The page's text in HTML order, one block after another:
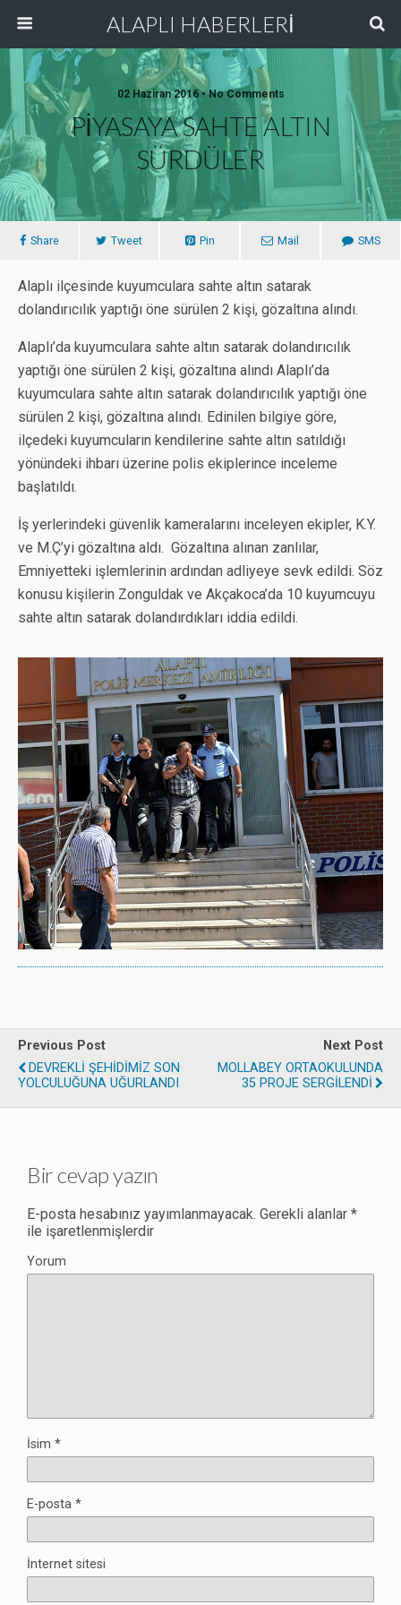
ALAPLI HABERLERİ
02 Haziran 2016 • No Comments
PİYASAYA SAHTE ALTIN
SÜRDÜLER
Share Tweet Pin Mail SMS
Alaplı ilçesinde kuyumculara sahte altın satarak
dolandırıcılık yaptığı öne sürülen 2 kişi, gözaltına alındı.
Alaplı’da kuyumculara sahte altın satarak dolandırıcılık
yaptığı öne sürülen 2 kişi, gözaltına alındı Alaplı’da
kuyumculara sahte altın satarak dolandırıcılık yaptığı öne
sürülen 2 kişi, gözaltına alındı. Edinilen bilgiye göre,
ilçedeki kuyumcuların kendilerine sahte altın satıldığı
yönündeki ihbarı üzerine polis ekiplerince inceleme
başlatıldı.
İş yerlerindeki güvenlik kameralarını inceleyen ekipler, K.Y.
ve M.Ç’yi gözaltına aldı. Gözaltına alınan zanlılar,
Emniyetteki işlemlerinin ardından adliyeye sevk edildi. Söz
konusu kişilerin Zonguldak ve Akçakoca’da 10 kuyumcuyu
sahte altın satarak dolandırdıkları iddia edildi.
Previous Post
DEVREKLİ ŞEHİDİMİZ SON
YOLCULUĞUNA UĞURLANDI
Next Post
MOLLABEY ORTAOKULUNDA
35 PROJE SERGİLENDİ
Bir cevap yazın
E-posta hesabınız yayımlanmayacak. Gerekli alanlar *
ile işaretlenmişlerdir
Yorum
İsim *
E-posta *
İnternet sitesi